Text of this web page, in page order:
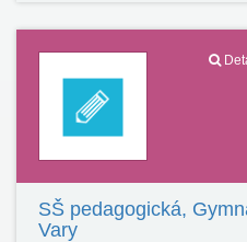
SŠ pedagogická,
Vary